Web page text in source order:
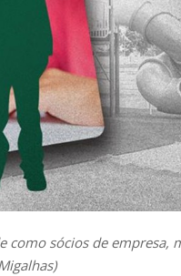
como sócios de empresa,